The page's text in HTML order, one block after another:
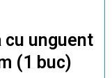
cu unguent
(1 buc)